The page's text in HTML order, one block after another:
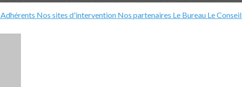
Adhérents Nos sites d'intervention Nos partenaires Le Bureau Le Conseil